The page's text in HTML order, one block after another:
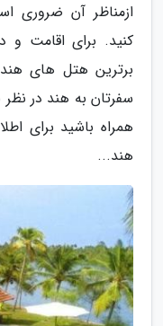
ازمناظر آن ضروری
کنید. برای اقامت و
برترین هتل های
سفرتان به هند در
همراه باشید برای
هند...